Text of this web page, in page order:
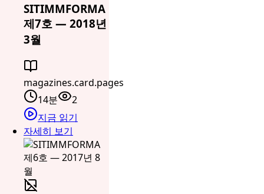
SITIMMFORMA
제7호 — 2018년
3월
magazines.card.pages
14분
2
지금 읽기
자세히 보기